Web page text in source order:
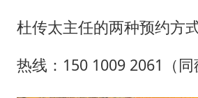
56岁刘奕
杜传太主任的两种预约方
热线：150 1009 2061（同